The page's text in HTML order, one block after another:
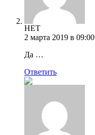
НЕТ
2 марта 2019 в 09:00
Да …
Ответить